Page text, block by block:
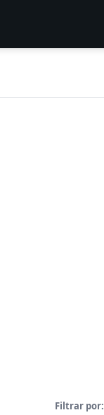
Filtrar por: